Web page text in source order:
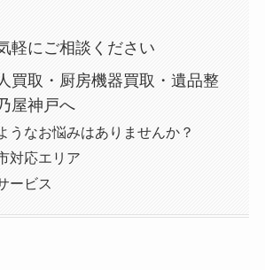
軽にご相談ください
買取・厨房機器買取・遺品整
屋神戸へ
うなお悩みはありませんか？
対応エリア
ービス